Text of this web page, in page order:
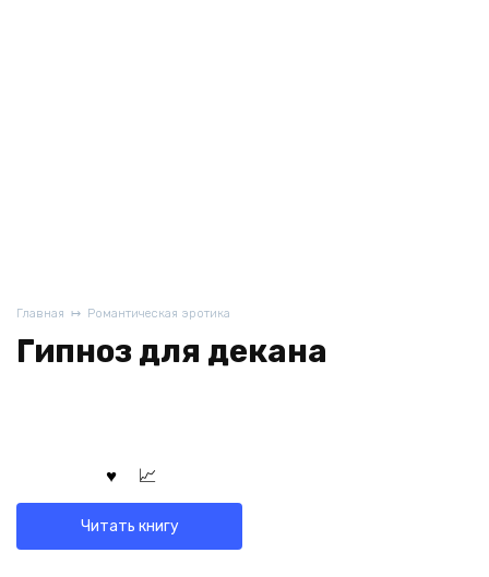
Главная Романтическая эротика
Гипноз для декана
Читать книгу